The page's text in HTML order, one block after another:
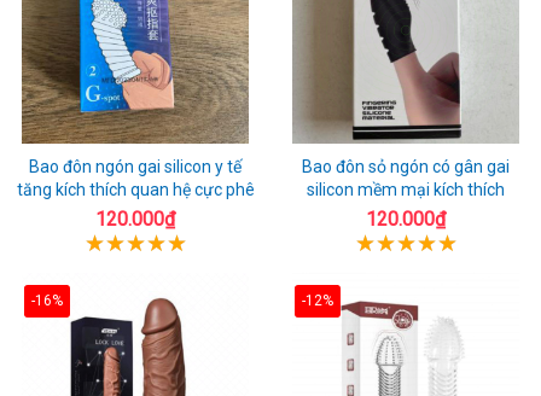
Bao đôn ngón gai silicon y tế
tăng kích thích quan hệ cực phê
120.000₫
Bao đôn sỏ ngón có gân gai
silicon mềm mại kích thích
120.000₫
-16% -12%